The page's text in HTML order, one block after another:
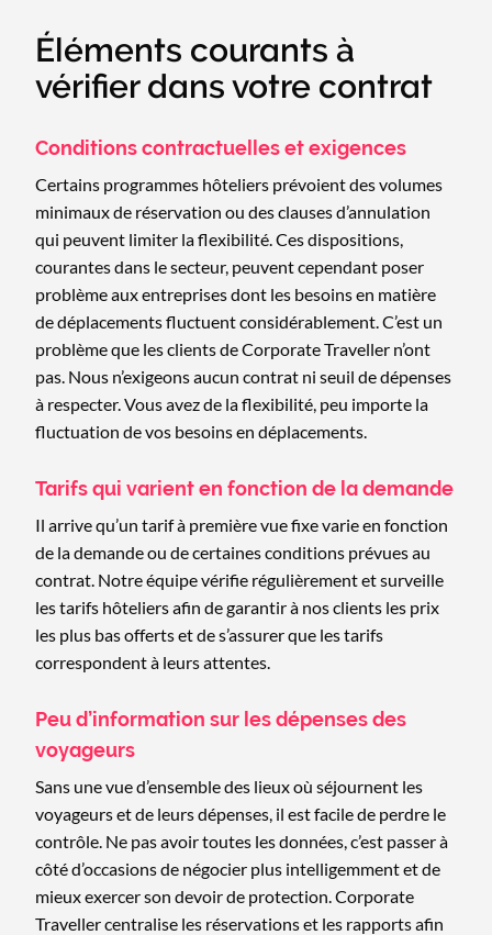
Éléments courants à
vérifier dans votre contrat
Conditions contractuelles et exigences
Certains programmes hôteliers prévoient des volumes
minimaux de réservation ou des clauses d’annulation
qui peuvent limiter la flexibilité. Ces dispositions,
courantes dans le secteur, peuvent cependant poser
problème aux entreprises dont les besoins en matière
de déplacements fluctuent considérablement. C’est un
problème que les clients de Corporate Traveller n’ont
pas. Nous n’exigeons aucun contrat ni seuil de dépenses
à respecter. Vous avez de la flexibilité, peu importe la
fluctuation de vos besoins en déplacements.
Tarifs qui varient en fonction de la demande
Il arrive qu’un tarif à première vue fixe varie en fonction
de la demande ou de certaines conditions prévues au
contrat. Notre équipe vérifie régulièrement et surveille
les tarifs hôteliers afin de garantir à nos clients les prix
les plus bas offerts et de s’assurer que les tarifs
correspondent à leurs attentes.
Peu d’information sur les dépenses des
voyageurs
Sans une vue d’ensemble des lieux où séjournent les
voyageurs et de leurs dépenses, il est facile de perdre le
contrôle. Ne pas avoir toutes les données, c’est passer à
côté d’occasions de négocier plus intelligemment et de
mieux exercer son devoir de protection. Corporate
Traveller centralise les réservations et les rapports afin